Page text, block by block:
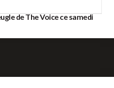
de The Voice ce samedi